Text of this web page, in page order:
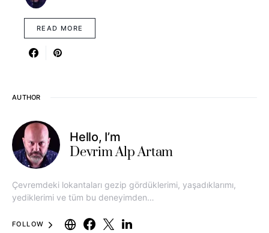
READ MORE
AUTHOR
Hello, I’m
Devrim Alp Artam
Çevremdeki lokantaları gezip gördüklerimi, yaşadıklarımı,
yediklerimi ve tüm bu deneyimden…
FOLLOW